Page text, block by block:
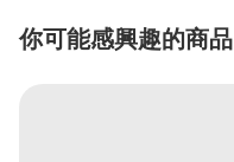
你可能感興趣的商品